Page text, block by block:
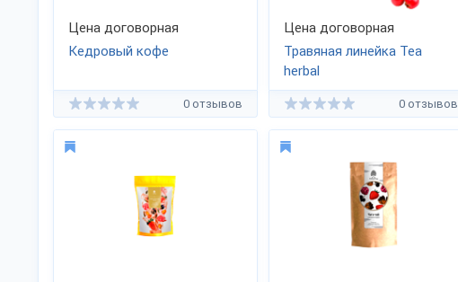
Цена договорная
Кедровый кофе
0 отзывов
Цена договорная
Травяная линейка Tea
herbal
0 отзывов